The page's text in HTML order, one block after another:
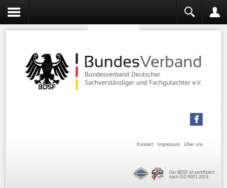
Über uns
Impressum
Kontakt
Der BDSF ist zertifiziert
nach ISO 9001:2015